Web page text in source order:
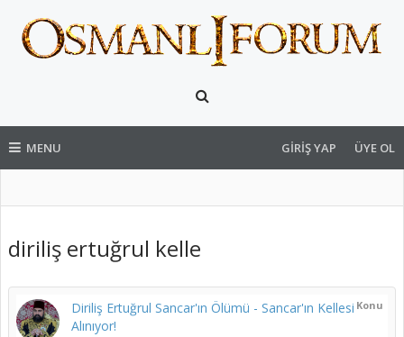
MENU GIRIŞ YAP ÜYE OL
diriliş ertuğrul kelle
Konu
Diriliş Ertuğrul Sancar'ın Ölümü - Sancar'ın Kellesi
Alınıyor!